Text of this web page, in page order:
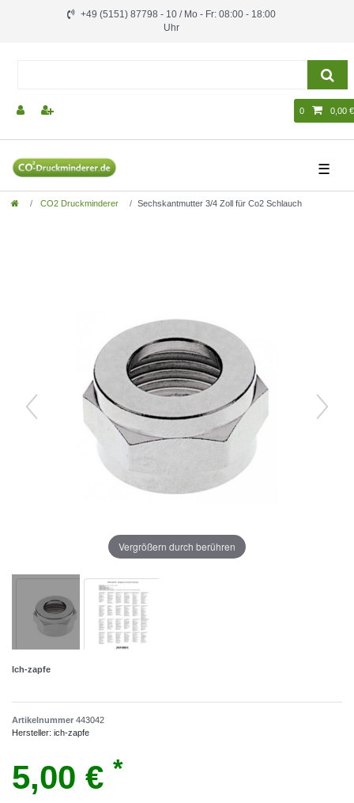
+49 (5151) 87798 - 10 / Mo - Fr: 08:00 - 18:00
Uhr
0 0,00 €
☰
CO2 Druckminderer Sechskantmutter 3/4 Zoll für Co2 Schlauch
Vergrößern durch berühren
Ich-zapfe
Artikelnummer 443042
Hersteller: ich-zapfe
5,00 € *